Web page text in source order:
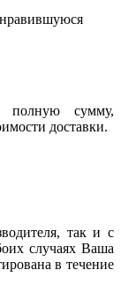
полную сумму,
доставки.
так и с
случаях Ваша
в течение